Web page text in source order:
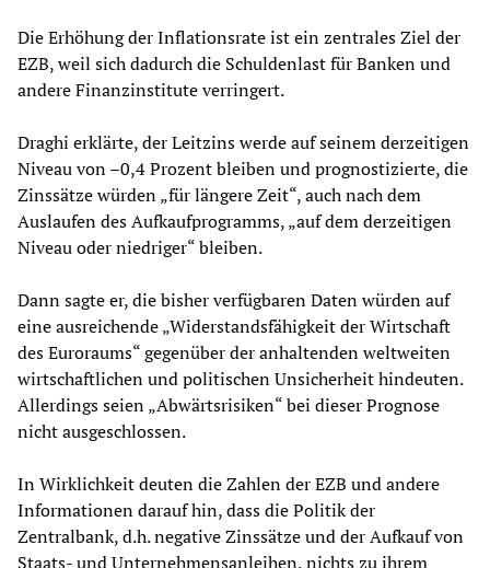
Die Erhöhung der Inflationsrate ist ein zentrales Ziel der
EZB, weil sich dadurch die Schuldenlast für Banken und
andere Finanzinstitute verringert.
Draghi erklärte, der Leitzins werde auf seinem derzeitigen
Niveau von –0,4 Prozent bleiben und prognostizierte, die
Zinssätze würden „für längere Zeit“, auch nach dem
Auslaufen des Aufkaufprogramms, „auf dem derzeitigen
Niveau oder niedriger“ bleiben.
Dann sagte er, die bisher verfügbaren Daten würden auf
eine ausreichende „Widerstandsfähigkeit der Wirtschaft
des Euroraums“ gegenüber der anhaltenden weltweiten
wirtschaftlichen und politischen Unsicherheit hindeuten.
Allerdings seien „Abwärtsrisiken“ bei dieser Prognose
nicht ausgeschlossen.
In Wirklichkeit deuten die Zahlen der EZB und andere
Informationen darauf hin, dass die Politik der
Zentralbank, d.h. negative Zinssätze und der Aufkauf von
Staats- und Unternehmensanleihen, nichts zu ihrem